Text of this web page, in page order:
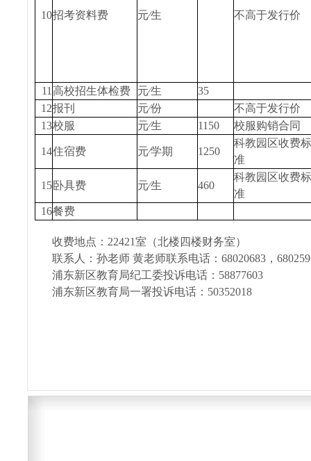
10招考资料费 元∕生 不高于发行价
11 高校招生体检费 元∕生
35
12报刊 元∕份
不高于发行价
13校服 元∕生 1150 校服购销合同
14住宿费 元∕学期 1250
科教园区收费标
准
15卧具费 元∕生 460
科教园区收费标
准
16餐费
收费地点：22421室（北楼四楼财务室）
联系人：孙老师 黄老师联系电话：68020683，
浦东新区教育局纪工委投诉电话：58877603
浦东新区教育局一署投诉电话：50352018